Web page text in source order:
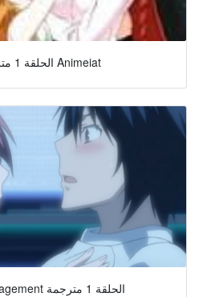
Sekirei الحلقة 1 مترجمة Animeiat
Sekirei Pure Engagement الحلقة 1 مترجمة